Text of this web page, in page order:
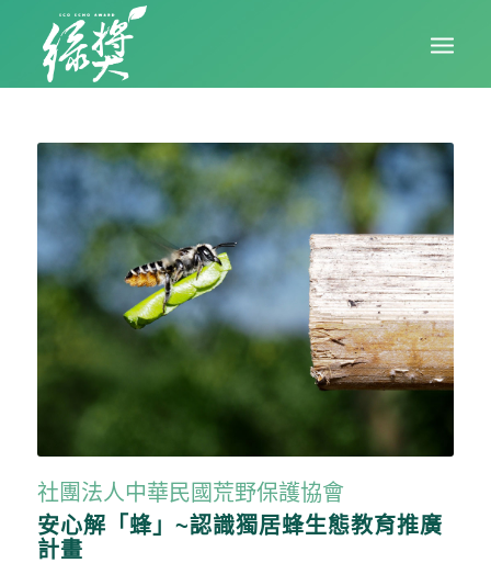
社團法人中華民國荒野保護協會
安心解「蜂」~認識獨居蜂生態教育推廣
計畫